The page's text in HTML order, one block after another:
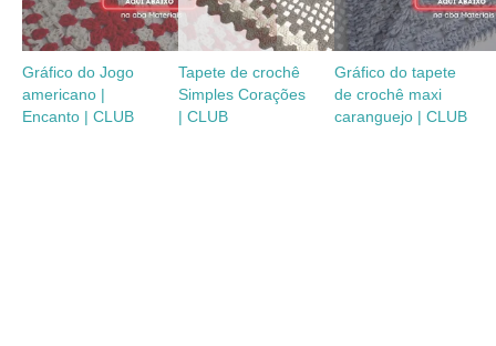
Gráfico do Jogo
americano |
Encanto | CLUB
Tapete de crochê
Simples Corações
| CLUB
Gráfico do tapete
de crochê maxi
caranguejo | CLUB